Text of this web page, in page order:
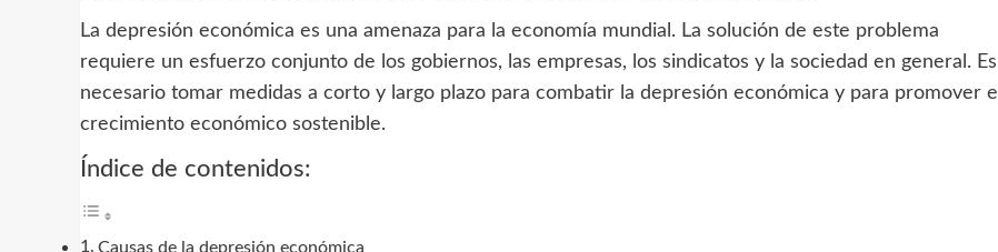
La depresión económica es una amenaza para la economía mundial. La solución de este problema
requiere un esfuerzo conjunto de los gobiernos, las empresas, los sindicatos y la sociedad en general. Es
necesario tomar medidas a corto y largo plazo para combatir la depresión económica y para promover el
crecimiento económico sostenible.
Índice de contenidos:
Causas de la depresión económica